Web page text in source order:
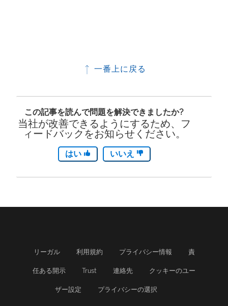
一番上に戻る
この記事を読んで問題を解決できましたか?
当社が改善できるようにするため、フ
ィードバックをお知らせください。
はい いいえ
リーガル 利用規約 プライバシー情報 責
任ある開示 Trust 連絡先 クッキーのユー
ザー設定 プライバシーの選択